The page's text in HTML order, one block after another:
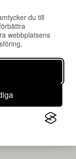
du till
webbplatsens